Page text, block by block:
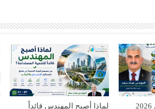
لماذا أصبح المهندس قائداً